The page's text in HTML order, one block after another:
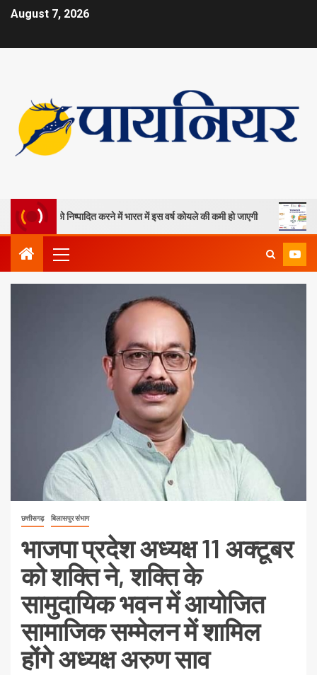
August 7, 2026
को निष्पादित करने में भारत में इस वर्ष कोयले की कमी हो जाएगी ओपी
छत्तीसगढ़ बिलासपुर संभाग
भाजपा प्रदेश अध्यक्ष 11 अक्टूबर
को शक्ति ने, शक्ति के
सामुदायिक भवन में आयोजित
सामाजिक सम्मेलन में शामिल
होंगे अध्यक्ष अरुण साव